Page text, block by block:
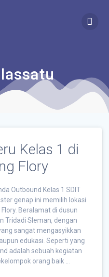
Kelas 1 di
Flory
Outbound Kelas 1 SDIT
genap ini memilih lokasi
Beralamat di dusun
Tridadi Sleman, dengan
sangat mengasyikkan
edukasi. Seperti yang
adalah sebuah kegiatan
orang baik …